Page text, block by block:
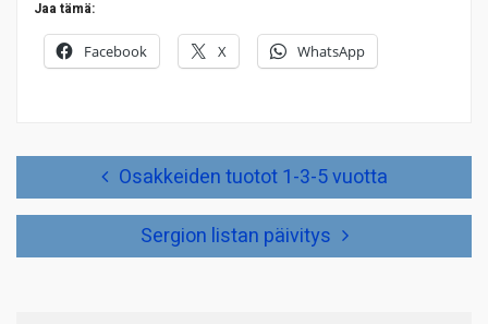
Jaa tämä:
Facebook X WhatsApp
Osakkeiden tuotot 1-3-5 vuotta
Sergion listan päivitys